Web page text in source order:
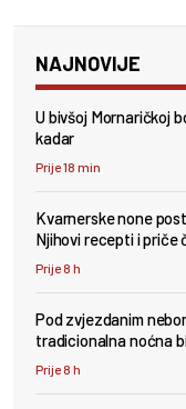
NAJNOVIJE
U bivšoj Mornaričkoj
kadar
Prije 18 min
Kvarnerske none
Njihovi recepti i priče
Prije 8 h
Pod zvjezdanim
tradicionalna noćna
Prije 8 h